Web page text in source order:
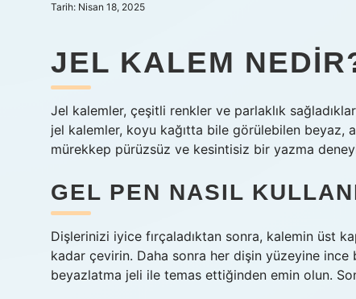
Tarih: Nisan 18, 2025
JEL KALEM
Jel kalemler, çeşitli renkler ve parlaklık
jel kalemler, koyu kağıtta bile görülebilen beyaz,
mürekkep pürüzsüz ve kesintisiz bir yazma
GEL PEN NASIL
Dişlerinizi iyice fırçaladıktan sonra, kalemin üst
kadar çevirin. Daha sonra her dişin yüzeyine
beyazlatma jeli ile temas ettiğinden emin olun. Son